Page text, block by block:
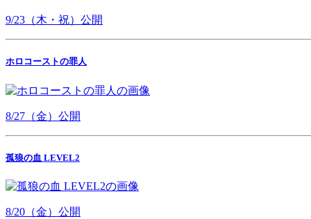
9/23（木・祝）公開
ホロコーストの罪人
8/27（金）公開
孤狼の血 LEVEL2
8/20（金）公開